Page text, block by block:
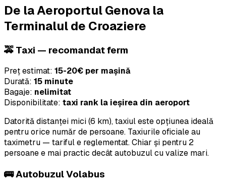
De la Aeroportul Genova la
Terminalul de Croaziere
🚕 Taxi — recomandat ferm
Preț estimat: 15-20€ per mașină
Durată: 15 minute
Bagaje: nelimitat
Disponibilitate: taxi rank la ieșirea din aeroport
Datorită distanței mici (6 km), taxiul este opțiunea ideală
pentru orice număr de persoane. Taxiurile oficiale au
taximetru — tariful e reglementat. Chiar și pentru 2
persoane e mai practic decât autobuzul cu valize mari.
🚌 Autobuzul Volabus